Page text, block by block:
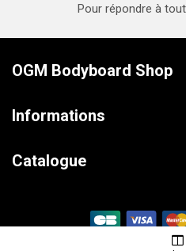
Pour répondre à
OGM Bodyboard Shop
Informations
Catalogue
© OGM Bodyboard Shop /